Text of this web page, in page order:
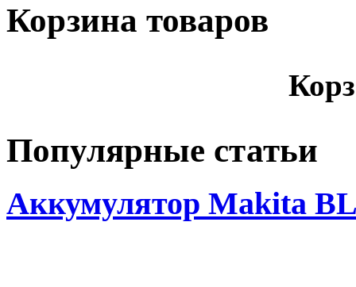
Корзина товаров
Популярные статьи
Аккумулятор Makita